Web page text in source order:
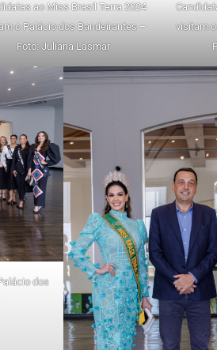
ao Miss Brasil Terra 2024
o Palácio dos Bandeirantes –
Foto: Juliana Lasmar
visitam
dos